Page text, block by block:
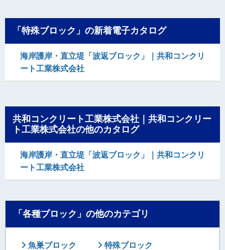
「特殊ブロック」の新着電子カタログ
海岸護岸・直立堤「波返ブロック」｜共和コンクリ
ート工業株式会社
共和コンクリート工業株式会社｜共和コンクリー
ト工業株式会社の他のカタログ
海岸護岸・直立堤「波返ブロック」｜共和コンクリ
ート工業株式会社
「各種ブロック」の他のカテゴリ
魚巣ブロック
特殊ブロック